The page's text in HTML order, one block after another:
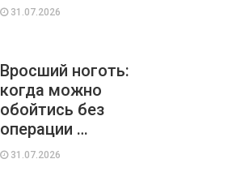
31.07.2026
Вросший ноготь:
когда можно
обойтись без
операции …
31.07.2026